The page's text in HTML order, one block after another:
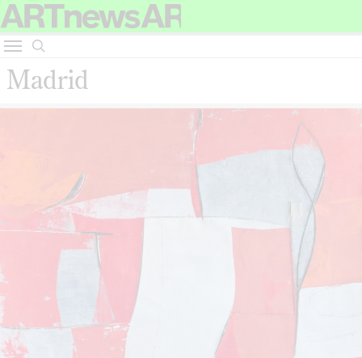
Madrid